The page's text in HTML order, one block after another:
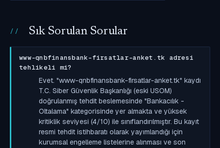
Sık Sorulan Sorular
www-qnbfinansbank-firsatlar-anket.tk adresi
tehlikeli mi?
Evet. "www-qnbfinansbank-firsatlar-anket.tk" kaydı
T.C. Siber Güvenlik Başkanlığı (eski USOM)
doğrulanmış tehdit beslemesinde "Bankacılık -
Oltalama" kategorisinde yer almakta ve yüksek
kritiklik seviyesi (4/10) ile sınıflandırılmıştır. Bu kayıt
resmi tehdit istihbaratı olarak yayımlandığı için
kurumsal engelleme listelerine alınması ve son